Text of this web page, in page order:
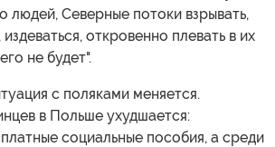
людей, Северные потоки взрывать,
откровенно плевать в их
не будет".
с поляками меняется.
в Польше ухудшается:
социальные пособия, а среди